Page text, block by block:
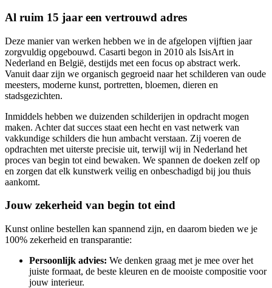
Al ruim 15 jaar een vertrouwd adres
Deze manier van werken hebben we in de afgelopen vijftien jaar
zorgvuldig opgebouwd. Casarti begon in 2010 als IsisArt in
Nederland en België, destijds met een focus op abstract werk.
Vanuit daar zijn we organisch gegroeid naar het schilderen van oude
meesters, moderne kunst, portretten, bloemen, dieren en
stadsgezichten.
Inmiddels hebben we duizenden schilderijen in opdracht mogen
maken. Achter dat succes staat een hecht en vast netwerk van
vakkundige schilders die hun ambacht verstaan. Zij voeren de
opdrachten met uiterste precisie uit, terwijl wij in Nederland het
proces van begin tot eind bewaken. We spannen de doeken zelf op
en zorgen dat elk kunstwerk veilig en onbeschadigd bij jou thuis
aankomt.
Jouw zekerheid van begin tot eind
Kunst online bestellen kan spannend zijn, en daarom bieden we je
100% zekerheid en transparantie:
Persoonlijk advies: We denken graag met je mee over het
juiste formaat, de beste kleuren en de mooiste compositie voor
jouw interieur.